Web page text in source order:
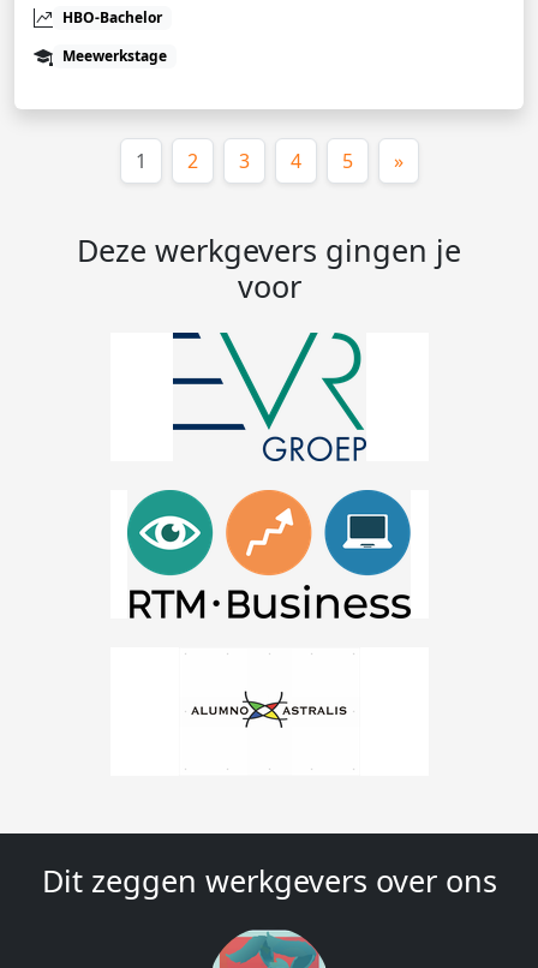
HBO-Bachelor
Meewerkstage
1 (huidige)
2 3 4 5 »
Deze werkgevers gingen je
voor
Dit zeggen werkgevers over ons